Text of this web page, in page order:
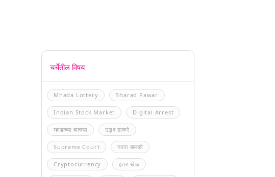
चर्चेतील विषय
Mhada Lottery Sharad Pawar
Indian Stock Market Digital Arrest
म्हाडाच्या बातम्या उद्धव ठाकरे
Supreme Court नवरा बायको
Cryptocurrency इतर खेळ